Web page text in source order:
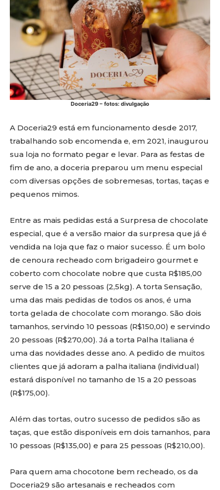
Doceria29 – fotos: divulgação
A Doceria29 está em funcionamento desde 2017,
trabalhando sob encomenda e, em 2021, inaugurou
sua loja no formato pegar e levar. Para as festas de
fim de ano, a doceria preparou um menu especial
com diversas opções de sobremesas, tortas, taças e
pequenos mimos.
Entre as mais pedidas está a Surpresa de chocolate
especial, que é a versão maior da surpresa que já é
vendida na loja que faz o maior sucesso. É um bolo
de cenoura recheado com brigadeiro gourmet e
coberto com chocolate nobre que custa R$185,00
serve de 15 a 20 pessoas (2,5kg). A torta Sensação,
uma das mais pedidas de todos os anos, é uma
torta gelada de chocolate com morango. São dois
tamanhos, servindo 10 pessoas (R$150,00) e servindo
20 pessoas (R$270,00). Já a torta Palha Italiana é
uma das novidades desse ano. A pedido de muitos
clientes que já adoram a palha italiana (individual)
estará disponível no tamanho de 15 a 20 pessoas
(R$175,00).
Além das tortas, outro sucesso de pedidos são as
taças, que estão disponíveis em dois tamanhos, para
10 pessoas (R$135,00) e para 25 pessoas (R$210,00).
Para quem ama chocotone bem recheado, os da
Doceria29 são artesanais e recheados com